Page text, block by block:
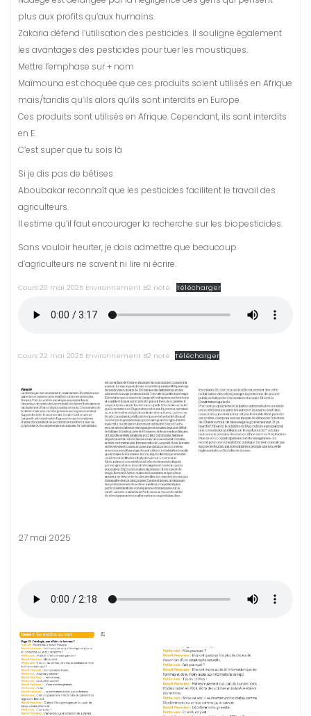
plus aux profits qu’aux humains.
Zakaria défend l’utilisation des pesticides. Il souligne également
les avantages des pesticides pour tuer les moustiques.
Mettre l’emphase sur + nom
Maïmouna est choquée que ces produits soient utilisés en Afrique
mais/tandis qu’ils alors qu’ils sont interdits en Europe.
Ces produits sont utilisés en Afrique. Cependant, ils sont interdits
en E.
C’est super que tu sois là
Si je dis pas de bêtises
Aboubakar reconnaît que les pesticides facilitent le travail des
agriculteurs.
Il estime qu’il faut encourager la recherche sur les biopesticides.
Sans vouloir heurter, je dois admettre que beaucoup
d’agriculteurs ne savent ni lire ni écrire.
Cours 20 mai 2025 Environnement B2 noté. Télécharger
Cours 22 mai 2025 Environnement B2 noté Télécharger
27 mai 2025